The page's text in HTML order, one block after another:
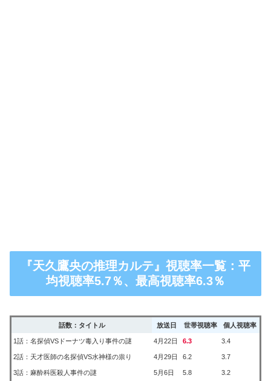
『天久鷹央の推理カルテ』視聴率一覧：平
均視聴率5.7％、最高視聴率6.3％
話数：タイトル 放送日 世帯視聴率 個人視聴率
1話：名探偵VSドーナツ毒入り事件の謎 4月22日 6.3 3.4
2話：天才医師の名探偵VS水神様の祟り 4月29日 6.2 3.7
3話：麻酔科医殺人事件の謎 5月6日 5.8 3.2